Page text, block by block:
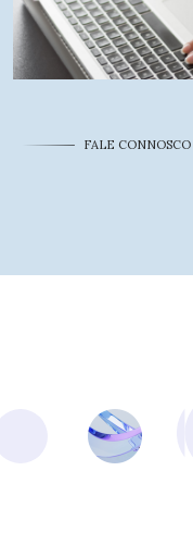
O queprocura?
FALE CONNOSCO